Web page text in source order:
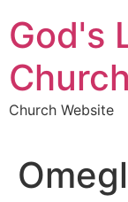
to
content
God's
Church
Church Website